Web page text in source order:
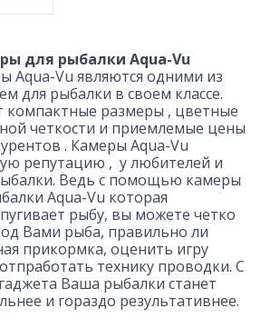
для рыбалки Aqua-Vu
Aqua-Vu являются одними из
для рыбалки в своем классе.
компактные размеры , цветные
четкости и приемлемые цены
. Камеры Aqua-Vu
репутацию , у любителей и
Ведь с помощью камеры
Aqua-Vu которая
рыбу, вы можете четко
Вами рыба, правильно ли
прикормка, оценить игру
технику проводки. С
Ваша рыбалки станет
и гораздо результативнее.